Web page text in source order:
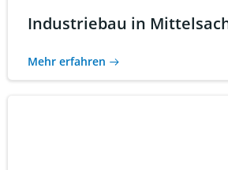
Industriebau in
Mehr erfahren